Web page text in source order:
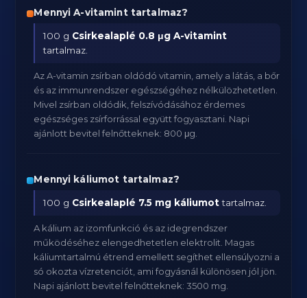
Mennyi A-vitamint tartalmaz?
100 g Csirkealaplé 0.8 μg A-vitamint
tartalmaz.
Az A-vitamin zsírban oldódó vitamin, amely a látás, a bőr
és az immunrendszer egészségéhez nélkülözhetetlen.
Mivel zsírban oldódik, felszívódásához érdemes
egészséges zsírforrással együtt fogyasztani. Napi
ajánlott bevitel felnőtteknek: 800 μg.
Mennyi káliumot tartalmaz?
100 g Csirkealaplé 7.5 mg káliumottartalmaz.
A kálium az izomfunkció és az idegrendszer
működéséhez elengedhetetlen elektrolit. Magas
káliumtartalmú étrend emellett segíthet ellensúlyozni a
só okozta vízretenciót, ami fogyásnál különösen jól jön.
Napi ajánlott bevitel felnőtteknek: 3500 mg.